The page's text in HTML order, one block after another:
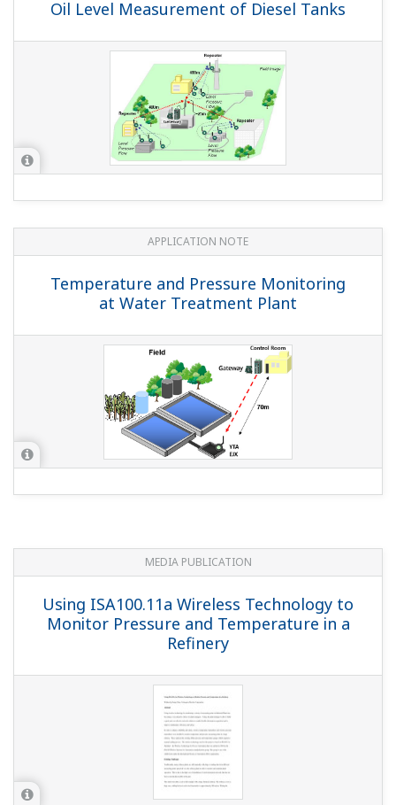
Oil Level Measurement of Diesel Tanks
APPLICATION NOTE
Temperature and Pressure Monitoring
at Water Treatment Plant
MEDIA PUBLICATION
Using ISA100.11a Wireless Technology to
Monitor Pressure and Temperature in a
Refinery